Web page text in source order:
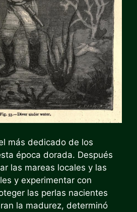
más dedicado de los
época dorada. Después
las mareas locales y las
y experimentar con
las perlas nacientes
la madurez, determinó